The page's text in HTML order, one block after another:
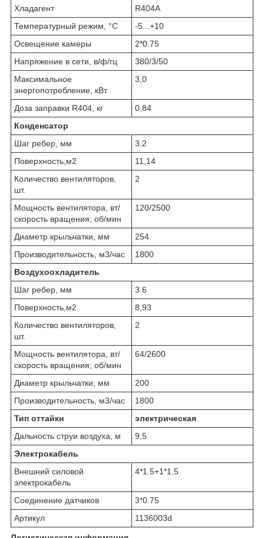
Хладагент
R404A
Температурный режим, °С
-5...+10
Освещение камеры
2*0.75
Напряжение в сети, в/ф/гц
380/3/50
Maксимальное
энергопотребление, кВт
3,0
Доза заправки R404, кг
0,84
Конденсатор
Шаг ребер, мм
3.2
Поверхность,м2
11,14
Количество вентиляторов,
шт.
2
Мощность вентилятора, вт/
скорость вращения; об/мин
120/2500
Диаметр крыльчатки, мм
254
Производительность, м3/час
1800
Воздухоохладитель
Шаг ребер, мм
3.6
Поверхность,м2
8,93
Количество вентиляторов,
шт.
2
Мощность вентилятора, вт/
скорость вращения; об/мин
64/2600
Диаметр крыльчатки, мм
200
Производительность, м3/час
1800
Тип оттайки
электрическая
Дальность струи воздуха, м
9,5
Электрокабель
Внешний силовой
электрокабель
4*1.5+1*1.5
Соединение датчиков
3*0.75
Артикул
1136003d